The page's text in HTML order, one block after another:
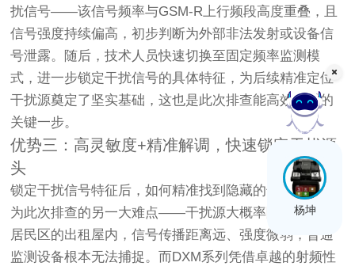
扰信号——该信号频率与GSM-R上行频段高度重叠，且
信号强度持续偏高，初步判断为外部非法发射或设备信
号泄露。随后，技术人员快速切换至固定频率监测模
式，进一步锁定干扰信号的具体特征，为后续精准定位
干扰源奠定了坚实基础，这也是此次排查能高效推进的
关键一步。
优势三：高灵敏度+精准解调，快速锁定干扰源
头
锁定干扰信号特征后，如何精准找到隐藏的干扰源，成
为此次排查的另一大难点——干扰源大概率隐藏在周边
居民区的出租屋内，信号传播距离远、强度微弱，普通
监测设备根本无法捕捉。而DXM系列凭借卓越的射频性
在线客服
杨坤